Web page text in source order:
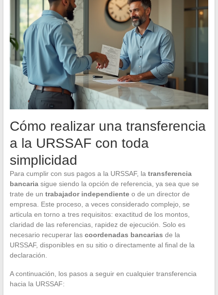
Cómo realizar una transferencia
a la URSSAF con toda
simplicidad
Para cumplir con sus pagos a la URSSAF, la transferencia
bancariasigue siendo la opción de referencia, ya sea que se
trate de un trabajador independienteo de un director de
empresa. Este proceso, a veces considerado complejo, se
articula en torno a tres requisitos: exactitud de los montos,
claridad de las referencias, rapidez de ejecución. Solo es
necesario recuperar las coordenadas bancarias de la
URSSAF, disponibles en su sitio o directamente al final de la
declaración.
A continuación, los pasos a seguir en cualquier transferencia
hacia la URSSAF: